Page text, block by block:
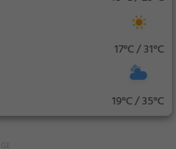
17°C / 31°C
19°C / 35°C